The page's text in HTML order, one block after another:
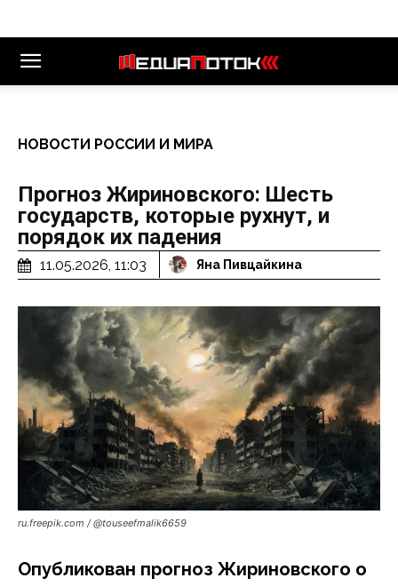
НОВОСТИ РОССИИ И МИРА
Прогноз Жириновского: Шесть
государств, которые рухнут, и
порядок их падения
11.05.2026, 11:03 Яна Пивцайкина
ru.freepik.com / @touseefmalik6659
Опубликован прогноз Жириновского о